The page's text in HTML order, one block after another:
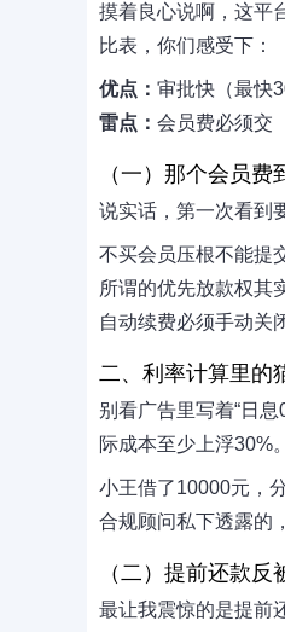
摸着良心说啊，这平
比表，你们感受下：
优点： 审批快（最快
雷点： 会员费必须交
（一）那个会员费
说实话，第一次看到
不买会员压根不能提
所谓的优先放款权其
自动续费必须手动关
二、利率计算里的
别看广告里写着“日
际成本至少上浮30%
小王借了10000元，
合规顾问私下透露的
（二）提前还款反
最让我震惊的是提前